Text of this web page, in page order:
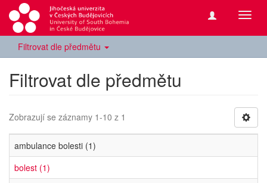
Filtrovat dle předmětu
Filtrovat dle předmětu
Zobrazují se záznamy 1-10 z 1
ambulance bolesti (1)
bolest (1)